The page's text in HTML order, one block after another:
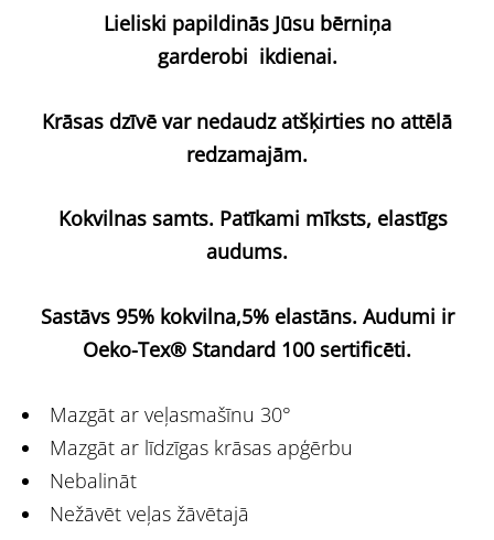
Lieliski papildinās Jūsu bērniņa
garderobi ikdienai.
Krāsas dzīvē var nedaudz atšķirties no attēlā
redzamajām.
Kokvilnas samts. Patīkami mīksts, elastīgs
audums.
Sastāvs 95% kokvilna,5% elastāns. Audumi ir
Oeko-Tex® Standard 100 sertificēti.
Mazgāt ar veļasmašīnu 30°
Mazgāt ar līdzīgas krāsas apģērbu
Nebalināt
Nežāvēt veļas žāvētajā